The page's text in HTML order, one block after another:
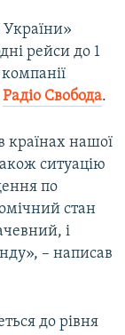
України»
рейси до 1
Радіо Свобода.
країнах нашої
ситуацію
по
стан
і
– написав
до рівня